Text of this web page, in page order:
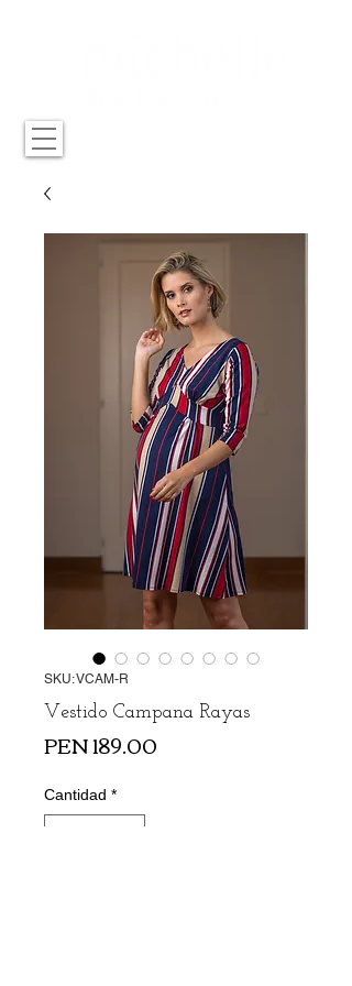
SKU: VCAM-R
Vestido Campana Rayas
PEN 189.00
Cantidad *